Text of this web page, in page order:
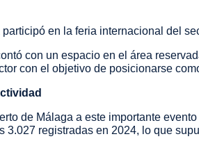
en la feria internacional del
con un espacio en el área
con el objetivo de posicionarse
de Málaga a este importante
3.027 registradas en 2024, lo que